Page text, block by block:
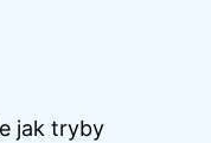
jak tryby